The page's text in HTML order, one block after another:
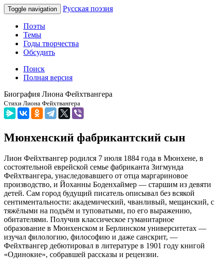
Toggle navigation Русская поэзия
Поэты
Темы
Годы творчества
Обсудить
Поиск
Полная версия
Биография Лиона Фейхтвангера
Стихи Лиона Фейхтвангера
Мюнхенский фабрикантский сын
Лион Фейхтвангер родился 7 июля 1884 года в Мюнхене, в
состоятельной еврейской семье фабриканта Зигмунда
Фейхтвангера, унаследовавшего от отца маргариновое
производство, и Йоханны Боденхаймер — старшим из девяти
детей. Сам город будущий писатель описывал без всякой
сентиментальности: академический, чванливый, мещанский, с
тяжёлыми на подъём и туповатыми, по его выражению,
обитателями. Получив классическое гуманитарное
образование в Мюнхенском и Берлинском университетах —
изучал филологию, философию и даже санскрит, —
Фейхтвангер дебютировал в литературе в 1901 году книгой
«Одинокие», собравшей рассказы и рецензии.